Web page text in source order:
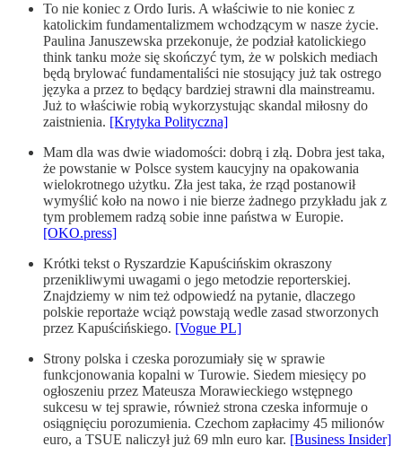
To nie koniec z Ordo Iuris. A właściwie to nie koniec z
katolickim fundamentalizmem wchodzącym w nasze życie.
Paulina Januszewska przekonuje, że podział katolickiego
think tanku może się skończyć tym, że w polskich mediach
będą brylować fundamentaliści nie stosujący już tak ostrego
języka a przez to będący bardziej strawni dla mainstreamu.
Już to właściwie robią wykorzystując skandal miłosny do
zaistnienia. [Krytyka Polityczna]
Mam dla was dwie wiadomości: dobrą i złą. Dobra jest taka,
że powstanie w Polsce system kaucyjny na opakowania
wielokrotnego użytku. Zła jest taka, że rząd postanowił
wymyślić koło na nowo i nie bierze żadnego przykładu jak z
tym problemem radzą sobie inne państwa w Europie.
[OKO.press]
Krótki tekst o Ryszardzie Kapuścińskim okraszony
przenikliwymi uwagami o jego metodzie reporterskiej.
Znajdziemy w nim też odpowiedź na pytanie, dlaczego
polskie reportaże wciąż powstają wedle zasad stworzonych
przez Kapuścińskiego. [Vogue PL]
Strony polska i czeska porozumiały się w sprawie
funkcjonowania kopalni w Turowie. Siedem miesięcy po
ogłoszeniu przez Mateusza Morawieckiego wstępnego
sukcesu w tej sprawie, również strona czeska informuje o
osiągnięciu porozumienia. Czechom zapłacimy 45 milionów
euro, a TSUE naliczył już 69 mln euro kar. [Business Insider]